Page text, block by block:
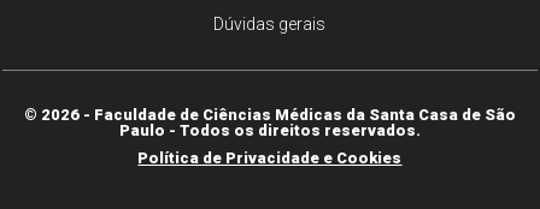
Dúvidas gerais
© 2026 - Faculdade de Ciências Médicas da Santa Casa de São
Paulo - Todos os direitos reservados.
Política de Privacidade e Cookies